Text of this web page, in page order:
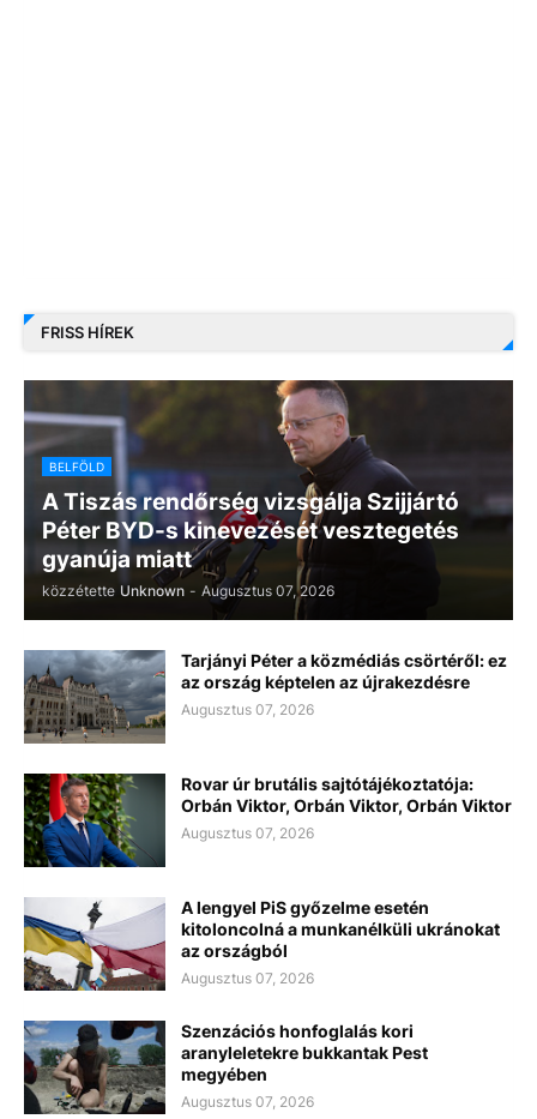
FRISS HÍREK
BELFÖLD
A Tiszás rendőrség vizsgálja Szijjártó
Péter BYD-s kinevezését vesztegetés
gyanúja miatt
közzétette Unknown - Augusztus 07, 2026
Tarjányi Péter a közmédiás csörtéről: ez
az ország képtelen az újrakezdésre
Augusztus 07, 2026
Rovar úr brutális sajtótájékoztatója:
Orbán Viktor, Orbán Viktor, Orbán Viktor
Augusztus 07, 2026
A lengyel PiS győzelme esetén
kitoloncolná a munkanélküli ukránokat
az országból
Augusztus 07, 2026
Szenzációs honfoglalás kori
aranyleletekre bukkantak Pest
megyében
Augusztus 07, 2026